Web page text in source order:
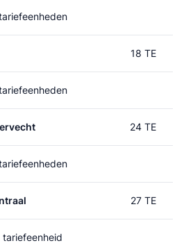
18 TE
24 TE
27 TE
tariefeenheid